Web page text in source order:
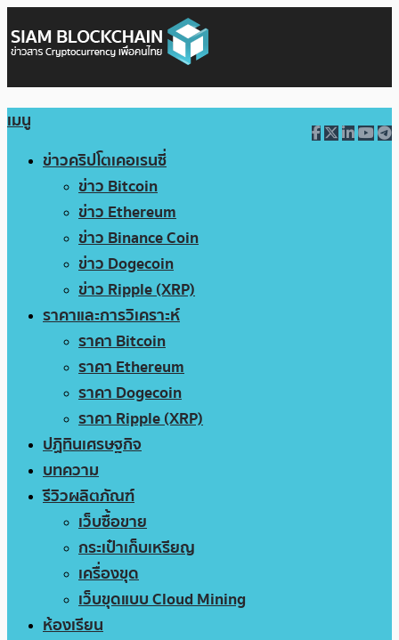
เมนู
ข่าวคริปโตเคอเรนซี่
ข่าว Bitcoin
ข่าว Ethereum
ข่าว Binance Coin
ข่าว Dogecoin
ข่าว Ripple (XRP)
ราคาและการวิเคราะห์
ราคา Bitcoin
ราคา Ethereum
ราคา Dogecoin
ราคา Ripple (XRP)
ปฏิทินเศรษฐกิจ
บทความ
รีวิวผลิตภัณฑ์
เว็บซื้อขาย
กระเป๋าเก็บเหรียญ
เครื่องขุด
เว็บขุดแบบ Cloud Mining
ห้องเรียน